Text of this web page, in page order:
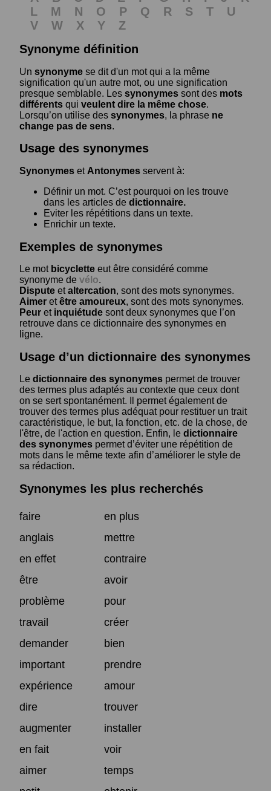
L
M N O P Q R S T
U
V
W X Y
Z
Synonyme définition
Un synonyme se dit d'un mot qui a la même
signification qu'un autre mot, ou une signification
presque semblable. Les synonymes sont des mots
différents qui veulent dire la même chose.
Lorsqu’on utilise des synonymes, la phrase ne
change pas de sens.
Usage des synonymes
Synonymes et Antonymes servent à:
Définir un mot. C’est pourquoi on les trouve
dans les articles de dictionnaire.
Eviter les répétitions dans un texte.
Enrichir un texte.
Exemples de synonymes
Le mot bicyclette eut être considéré comme
synonyme de vélo.
Dispute etaltercation, sont des mots synonymes.
Aimer etêtre amoureux, sont des mots synonymes.
Peur et inquiétude sont deux synonymes que l’on
retrouve dans ce dictionnaire des synonymes en
ligne.
Usage d’un dictionnaire des synonymes
Le dictionnaire des synonymes permet de trouver
des termes plus adaptés au contexte que ceux dont
on se sert spontanément. Il permet également de
trouver des termes plus adéquat pour restituer un trait
caractéristique, le but, la fonction, etc. de la chose, de
l'être, de l'action en question. Enfin, le dictionnaire
des synonymes permet d’éviter une répétition de
mots dans le même texte afin d’améliorer le style de
sa rédaction.
Synonymes les plus recherchés
faire
en plus
anglais
mettre
en effet
contraire
être
avoir
problème
pour
travail
créer
demander
bien
important
prendre
expérience
amour
dire
trouver
augmenter
installer
en fait
voir
aimer
temps